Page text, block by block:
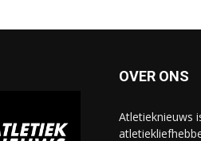
OVER ONS
Atletieknieuws